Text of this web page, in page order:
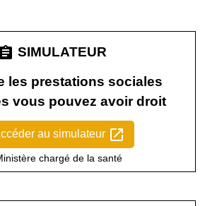
assignment SIMULATEUR
les prestations sociales
vous pouvez avoir droit
au simulateur open_in_new
chargé de la santé